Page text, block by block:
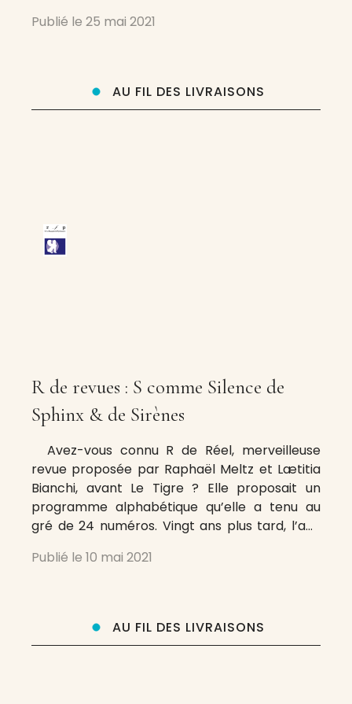
appliqué aux revues dont il extraira, dans les
Publié le 25 mai 2021
AU FIL DES LIVRAISONS
R de revues : S comme Silence de
Sphinx & de Sirènes
Avez-vous connu R de Réel, merveilleuse
revue proposée par Raphaël Meltz et Lætitia
Bianchi, avant Le Tigre ? Elle proposait un
programme alphabétique qu’elle a tenu au
gré de 24 numéros. Vingt ans plus tard, l’ami
appliqué aux revues dont il extraira, dans les
Publié le 10 mai 2021
AU FIL DES LIVRAISONS